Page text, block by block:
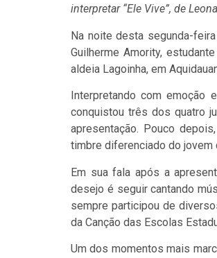
interpretar “Ele Vive”, de
Na noite desta segunda-
Guilherme Amority,
aldeia Lagoinha, em
Interpretando com emoção
conquistou três dos quatro
apresentação. Pouco
timbre diferenciado do jovem
Em sua fala após a
desejo é seguir cantando
sempre participou de
da Canção das Escolas
Um dos momentos mais